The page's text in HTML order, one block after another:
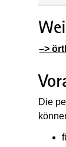
–>
Die